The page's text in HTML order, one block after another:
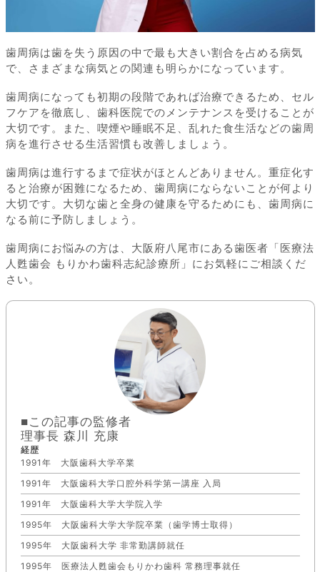
歯周病は歯を失う原因の中で最も大きい割合を占める病気
で、さまざまな病気との関連も明らかになっています。
歯周病になっても初期の段階であれば治療できるため、セル
フケアを徹底し、歯科医院でのメンテナンスを受けることが
大切です。また、喫煙や睡眠不足、乱れた食生活などの歯周
病を進行させる生活習慣も改善しましょう。
歯周病は進行するまで症状がほとんどありません。重症化す
ると治療が困難になるため、歯周病にならないことが何より
大切です。大切な歯と全身の健康を守るためにも、歯周病に
なる前に予防しましょう。
歯周病にお悩みの方は、大阪府八尾市にある歯医者「医療法
人甦歯会 もりかわ歯科志紀診療所」にお気軽にご相談くだ
さい。
■この記事の監修者
理事長 森川 充康
経歴
1991年 大阪歯科大学卒業
1991年 大阪歯科大学口腔外科学第一講座 入局
1991年 大阪歯科大学大学院入学
1995年 大阪歯科大学大学院卒業（歯学博士取得）
1995年 大阪歯科大学 非常勤講師就任
1995年 医療法人甦歯会もりかわ歯科 常務理事就任